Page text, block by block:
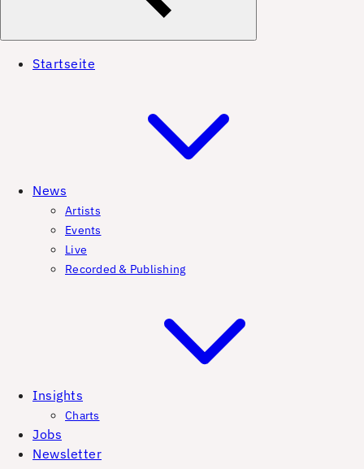
Startseite
News
Artists
Events
Live
Recorded & Publishing
Insights
Charts
Jobs
Newsletter